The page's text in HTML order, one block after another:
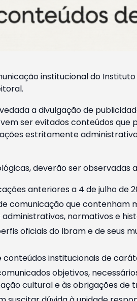
institucional do
a divulgação de
ser evitados conteúdos
estritamente
deverão ser observadas
anteriores a 4 de julho de
comunicação que contenham
normativos e
oficiais do Ibram e de seus
institucionais de
objetivos,
cultural e às obrigações de